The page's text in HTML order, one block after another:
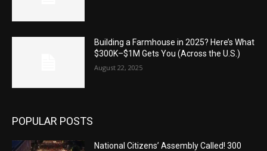
Building a Farmhouse in 2025? Here’s What
$300K–$1M Gets You (Across the U.S.)
August 22, 2025
POPULAR POSTS
National Citizens’ Assembly Called! 300